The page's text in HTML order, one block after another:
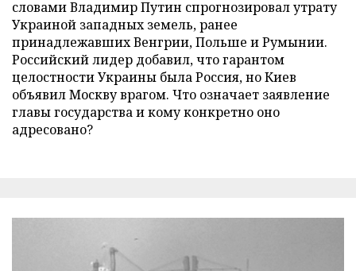
словами Владимир Путин спрогнозировал утрату
Украиной западных земель, ранее
принадлежавших Венгрии, Польше и Румынии.
Российский лидер добавил, что гарантом
целостности Украины была Россия, но Киев
объявил Москву врагом. Что означает заявление
главы государства и кому конкретно оно
адресовано?